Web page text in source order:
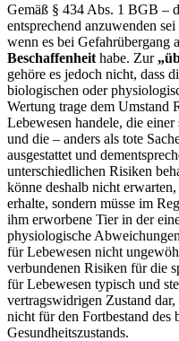
Gemäß § 434 Abs. 1 BGB –
entsprechend anzuwenden
wenn es bei Gefahrübergang
Beschaffenheit habe. Zur
gehöre es jedoch nicht, dass
biologischen oder
Wertung trage dem Umstand
Lebewesen handele, die
und die – anders als tote
ausgestattet und
unterschiedlichen Risiken
könne deshalb nicht
erhalte, sondern müsse im
ihm erworbene Tier in der
physiologische
für Lebewesen nicht
verbundenen Risiken für die
für Lebewesen typisch und
vertragswidrigen Zustand
nicht für den Fortbestand des
Gesundheitszustands.